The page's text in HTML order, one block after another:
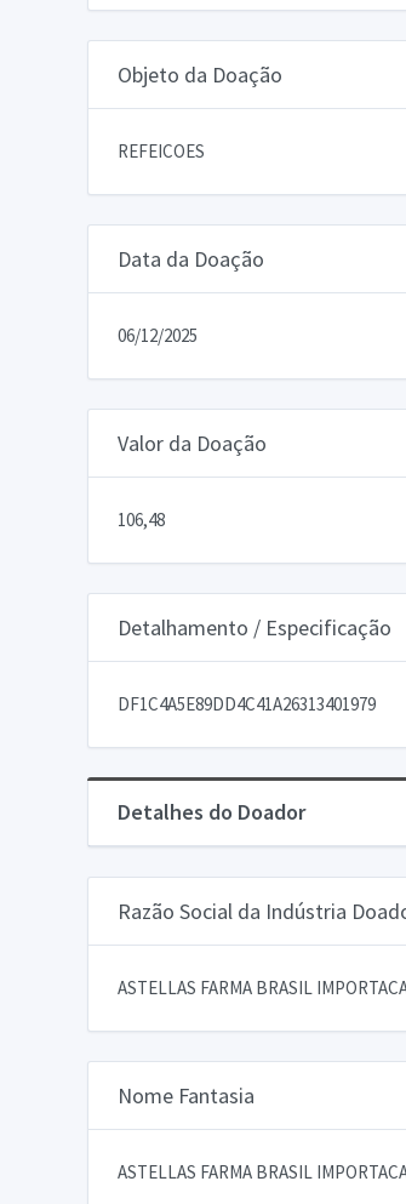
Objeto da Doação
REFEICOES
Data da Doação
06/12/2025
Valor da Doação
106,48
Detalhamento / Especificação
DF1C4A5E89DD4C41A26313401979
Detalhes do Doador
Razão Social da Indústria
ASTELLAS FARMA BRASIL
Nome Fantasia
ASTELLAS FARMA BRASIL